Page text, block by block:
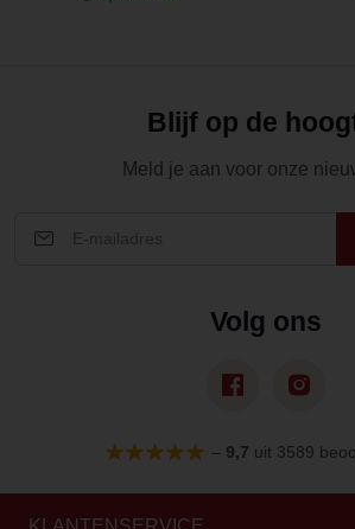
Blijf op de
Meld je aan voor onze
Volg ons
– 9,7 uit 3589